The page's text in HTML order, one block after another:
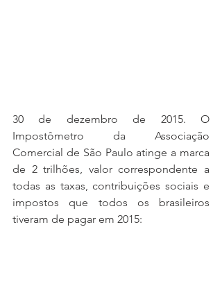
30 de dezembro de 2015. O
Impostômetro da Associação
Comercial de São Paulo atinge a marca
de 2 trilhões, valor correspondente a
todas as taxas, contribuições sociais e
impostos que todos os brasileiros
tiveram de pagar em 2015: